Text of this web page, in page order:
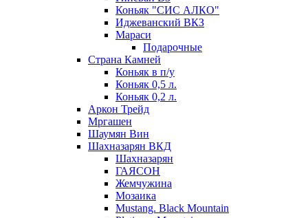
Коньяк "СИС АЛКО"
Иджеванский ВКЗ
Мараси
Подарочные
Страна Камней
Коньяк в п/у
Коньяк 0,5 л.
Коньяк 0,2 л.
Аркон Трейд
Мргашен
Шаумян Вин
Шахназарян ВКД
Шахназарян
ГАЯСОН
Жемчужина
Мозаика
Mustang. Black Mountain